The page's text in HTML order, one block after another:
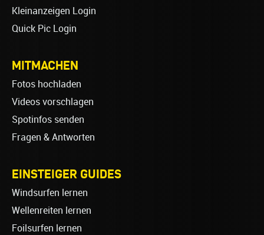
Kleinanzeigen Login
Quick Pic Login
MITMACHEN
Fotos hochladen
Videos vorschlagen
Spotinfos senden
Fragen & Antworten
EINSTEIGER GUIDES
Windsurfen lernen
Wellenreiten lernen
Foilsurfen lernen